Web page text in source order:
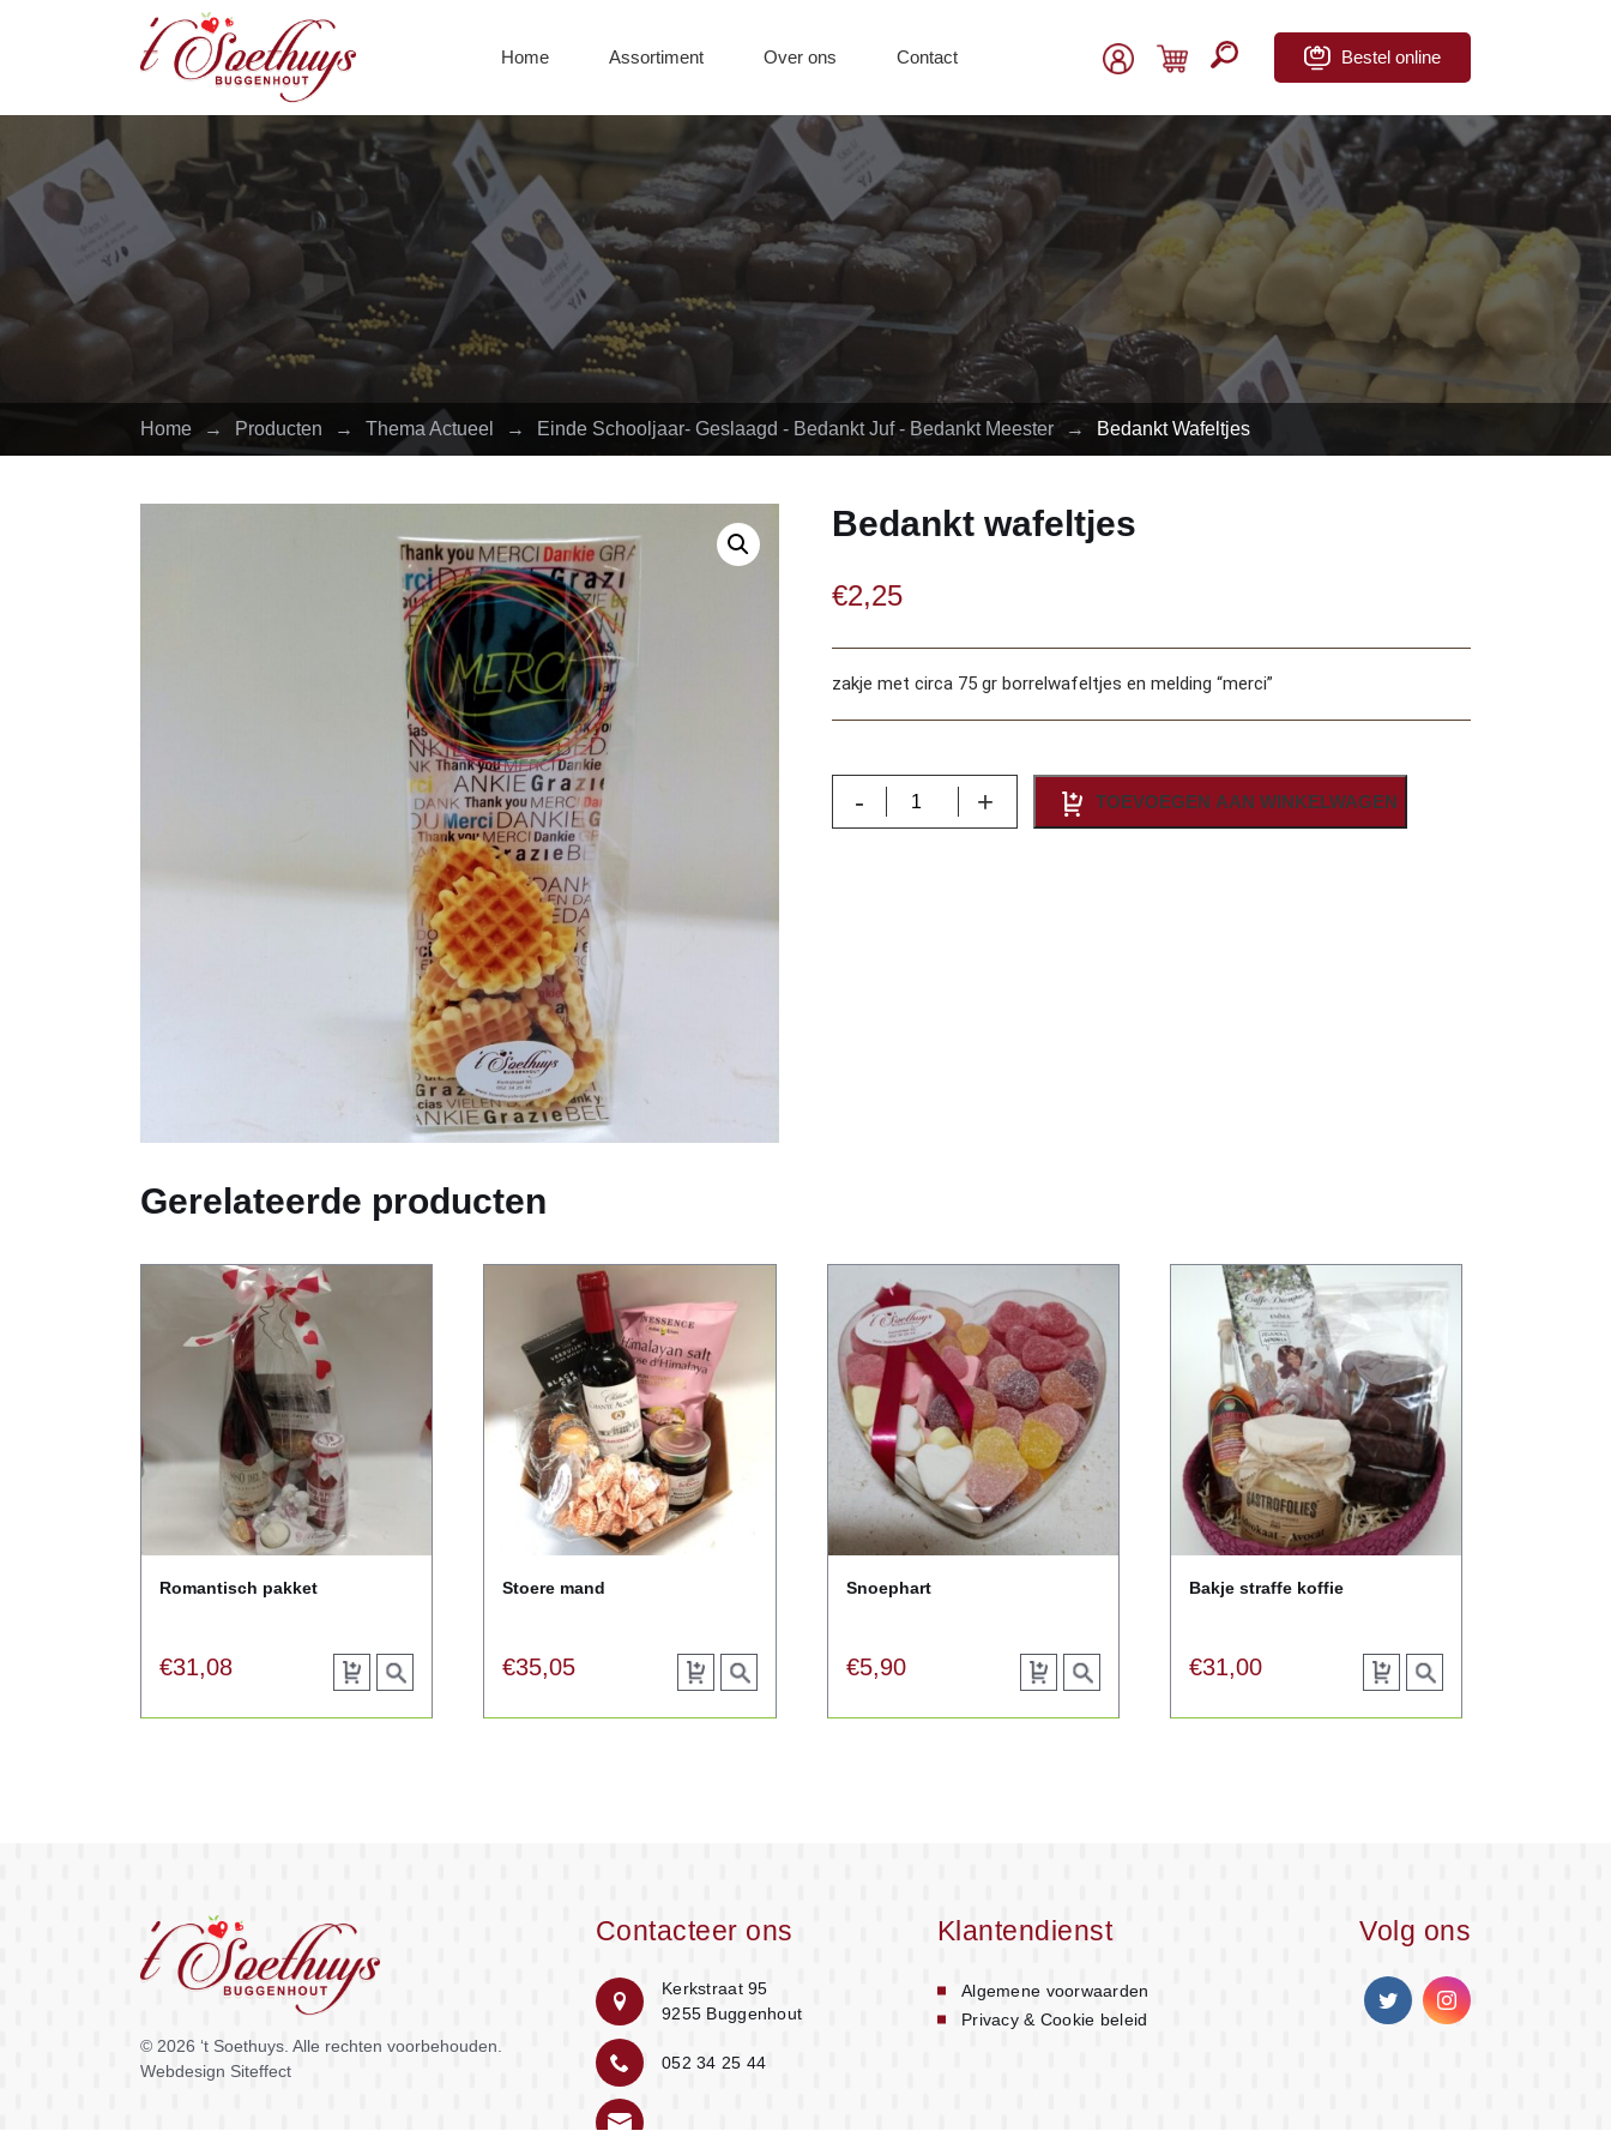
Bestel online
Home Assortiment Over ons Contact
Home → Producten → Thema Actueel → Einde Schooljaar- Geslaagd - Bedankt Juf - Bedankt Meester → Bedankt Wafeltjes
Bedankt wafeltjes
€2,25
zakje met circa 75 gr borrelwafeltjes en melding “merci”
-
Bedankt
wafeltjes
+ TOEVOEGEN AAN WINKELWAGEN
Gerelateerde producten
Romantisch pakket
€31,08
View
Toevoegen
Stoere mand
€35,05
View
Toevoegen
Snoephart
€5,90
View
Toevoegen
Bakje straffe koffie
€31,00
View
Toevoegen
© 2026 ‘t Soethuys. Alle rechten voorbehouden.
Webdesign Siteffect
Contacteer ons
Kerkstraat 95
9255 Buggenhout
052 34 25 44
Klantendienst
Algemene voorwaarden
Privacy & Cookie beleid
Volg ons